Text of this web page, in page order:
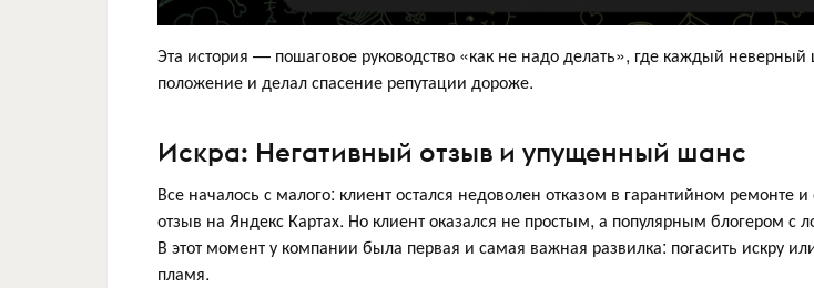
Эта история — пошаговое руководство «как не надо делать», где каждый неверный
положение и делал спасение репутации дороже.
Искра: Негативный отзыв и упущенный шанс
Все началось с малого: клиент остался недоволен отказом в гарантийном ремонте
отзыв на Яндекс Картах. Но клиент оказался не простым, а популярным блогером с
В этот момент у компании была первая и самая важная развилка: погасить искру
пламя.